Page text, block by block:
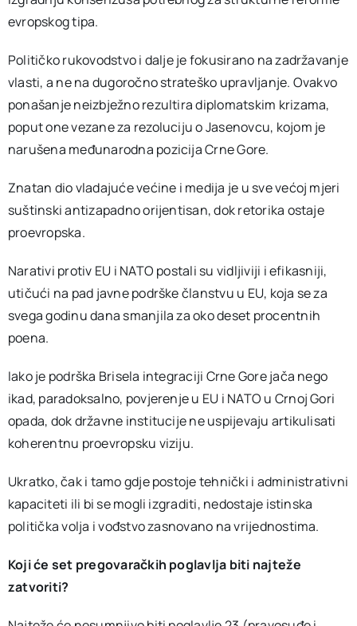
evropskog tipa.
Političko rukovodstvo i dalje je fokusirano na zadržavanje
vlasti, a ne na dugoročno strateško upravljanje. Ovakvo
ponašanje neizbježno rezultira diplomatskim krizama,
poput one vezane za rezoluciju o Jasenovcu, kojom je
narušena međunarodna pozicija Crne Gore.
Znatan dio vladajuće većine i medija je u sve većoj mjeri
suštinski antizapadno orijentisan, dok retorika ostaje
proevropska.
Narativi protiv EU i NATO postali su vidljiviji i efikasniji,
utičući na pad javne podrške članstvu u EU, koja se za
svega godinu dana smanjila za oko deset procentnih
poena.
Iako je podrška Brisela integraciji Crne Gore jača nego
ikad, paradoksalno, povjerenje u EU i NATO u Crnoj Gori
opada, dok državne institucije ne uspijevaju artikulisati
koherentnu proevropsku viziju.
Ukratko, čak i tamo gdje postoje tehnički i administrativni
kapaciteti ili bi se mogli izgraditi, nedostaje istinska
politička volja i vođstvo zasnovano na vrijednostima.
Koji će set pregovaračkih poglavlja biti najteže
zatvoriti?